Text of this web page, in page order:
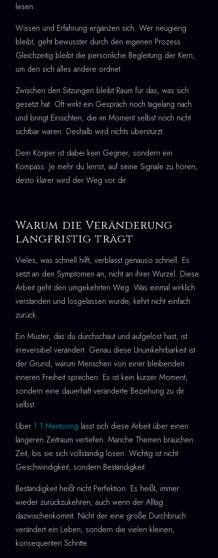
lesen.
Wissen und Erfahrung ergänzen sich. Wer neugierig
bleibt, geht bewusster durch den eigenen Prozess.
Gleichzeitig bleibt die persönliche Begleitung der Kern,
um den sich alles andere ordnet.
Zwischen den Sitzungen bleibt Raum für das, was sich
gesetzt hat. Oft wirkt ein Gespräch noch tagelang nach
und bringt Einsichten, die im Moment selbst noch nicht
sichtbar waren. Deshalb wird nichts überstürzt.
Dein Körper ist dabei kein Gegner, sondern ein
Kompass. Je mehr du lernst, auf seine Signale zu hören,
desto klarer wird der Weg vor dir.
Warum die Veränderung
langfristig trägt
Vieles, was schnell hilft, verblasst genauso schnell. Es
setzt an den Symptomen an, nicht an ihrer Wurzel. Diese
Arbeit geht den umgekehrten Weg. Was einmal wirklich
verstanden und losgelassen wurde, kehrt nicht einfach
zurück.
Ein Muster, das du durchschaut und aufgelöst hast, ist
irreversibel verändert. Genau diese Unumkehrbarkeit ist
der Grund, warum Menschen von einer bleibenden
inneren Freiheit sprechen. Es ist kein kurzer Moment,
sondern eine dauerhaft veränderte Beziehung zu dir
selbst.
Über 1:1 Mentoring lässt sich diese Arbeit über einen
längeren Zeitraum vertiefen. Manche Themen brauchen
Zeit, bis sie sich vollständig lösen. Wichtig ist nicht
Geschwindigkeit, sondern Beständigkeit.
Beständigkeit heißt nicht Perfektion. Es heißt, immer
wieder zurückzukehren, auch wenn der Alltag
dazwischenkommt. Nicht der eine große Durchbruch
verändert ein Leben, sondern die vielen kleinen,
konsequenten Schritte.